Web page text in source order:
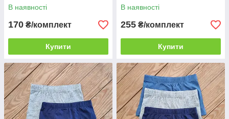
В наявності
170 ₴/комплект
Купити
В наявності
255 ₴/комплект
Купити